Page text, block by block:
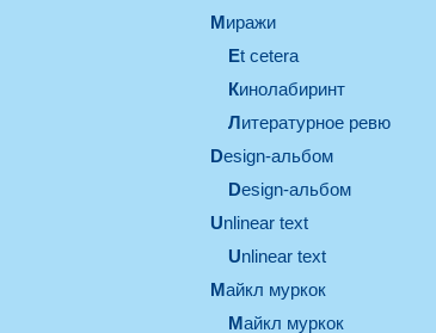
миражи
et cetera
кинолабиринт
литературное ревю
design-альбом
design-альбом
unlinear text
Unlinear text
майкл муркок
майкл муркок